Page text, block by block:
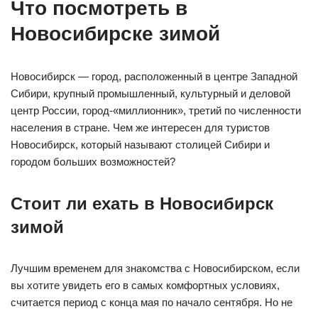
Что посмотреть в
Новосибирске зимой
Новосибирск — город, расположенный в центре Западной
Сибири, крупный промышленный, культурный и деловой
центр России, город-«миллионник», третий по численности
населения в стране. Чем же интересен для туристов
Новосибирск, который называют столицей Сибири и
городом больших возможностей?
Стоит ли ехать в Новосибирск
зимой
Лучшим временем для знакомства с Новосибирском, если
вы хотите увидеть его в самых комфортных условиях,
считается период с конца мая по начало сентября. Но не